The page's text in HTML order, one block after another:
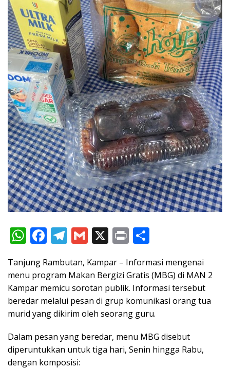
W
at
s
A
p
p
F
e
b
o
o
k
T
e
gr
a
m
G
ai
l
X Pr
t ar
e
Tanjung Rambutan, Kampar – Informasi mengenai
menu program Makan Bergizi Gratis (MBG) di MAN 2
Kampar memicu sorotan publik. Informasi tersebut
beredar melalui pesan di grup komunikasi orang tua
murid yang dikirim oleh seorang guru.
Dalam pesan yang beredar, menu MBG disebut
diperuntukkan untuk tiga hari, Senin hingga Rabu,
dengan komposisi: